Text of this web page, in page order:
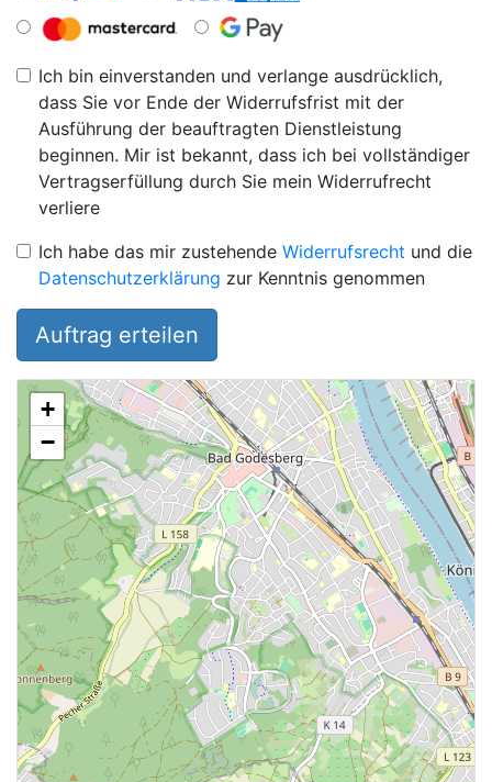
Ich bin einverstanden und verlange ausdrücklich,
dass Sie vor Ende der Widerrufsfrist mit der
Ausführung der beauftragten Dienstleistung
beginnen. Mir ist bekannt, dass ich bei vollständiger
Vertragserfüllung durch Sie mein Widerrufrecht
verliere
Ich habe das mir zustehende Widerrufsrecht und die
Datenschutzerklärung zur Kenntnis genommen
Auftrag erteilen
+
−